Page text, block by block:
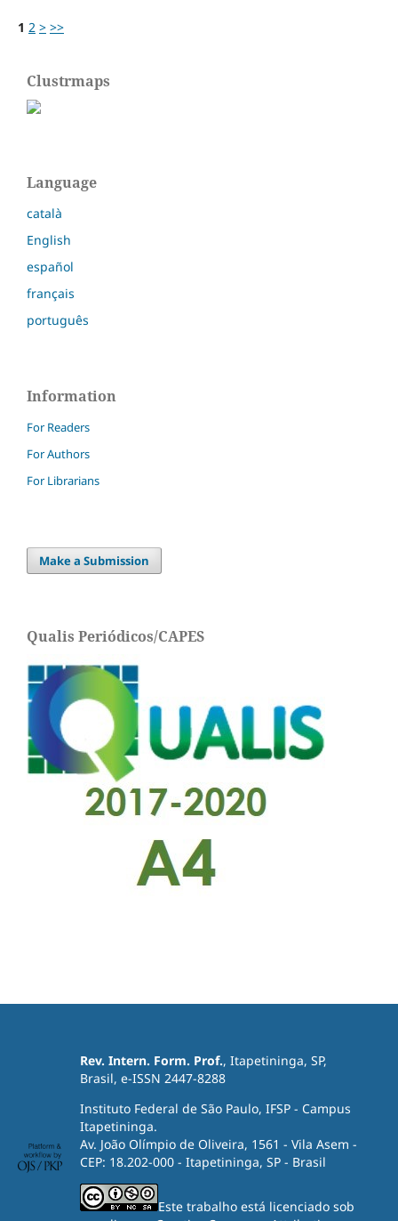
1 2 > >>
Clustrmaps
Language
català
English
español
français
português
Information
For Readers
For Authors
For Librarians
Make a Submission
Qualis Periódicos/CAPES
Rev. Intern. Form. Prof., Itapetininga, SP,
Brasil, e-ISSN 2447-8288
Instituto Federal de São Paulo, IFSP - Campus
Itapetininga.
Av. João Olímpio de Oliveira, 1561 - Vila Asem -
CEP: 18.202-000 - Itapetininga, SP - Brasil
Este trabalho está licenciado sob